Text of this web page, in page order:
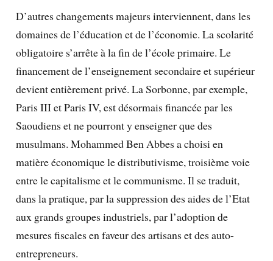
D’autres changements majeurs interviennent, dans les
domaines de l’éducation et de l’économie. La scolarité
obligatoire s’arrête à la fin de l’école primaire. Le
financement de l’enseignement secondaire et supérieur
devient entièrement privé. La Sorbonne, par exemple,
Paris III et Paris IV, est désormais financée par les
Saoudiens et ne pourront y enseigner que des
musulmans. Mohammed Ben Abbes a choisi en
matière économique le distributivisme, troisième voie
entre le capitalisme et le communisme. Il se traduit,
dans la pratique, par la suppression des aides de l’Etat
aux grands groupes industriels, par l’adoption de
mesures fiscales en faveur des artisans et des auto-
entrepreneurs.